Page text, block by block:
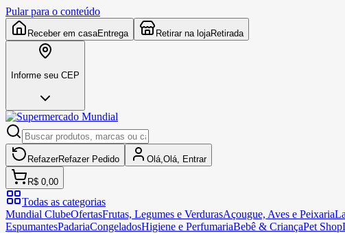
Pular para o conteúdo
Receber em casaEntrega Retirar na lojaRetirada
Informe seu CEP
RefazerRefazer Pedido Olá, Olá, Entrar
R$ 0,00
Todas as categorias
Mundial ClubeOfertasFrutas, Legumes e VerdurasAçougue, Aves e Peixaria
EspumantesPadariaCongeladosHigiene e PerfumariaBebê & CriançaPet Shop